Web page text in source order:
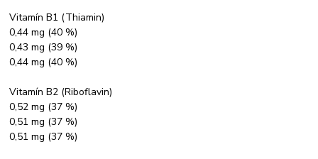
Vitamín B1 (Thiamin)
0,44 mg (40 %)
0,43 mg (39 %)
0,44 mg (40 %)
Vitamín B2 (Riboflavin)
0,52 mg (37 %)
0,51 mg (37 %)
0,51 mg (37 %)